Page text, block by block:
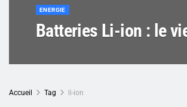
ENERGIE
Batteries Li-ion : le
Accueil Tag li-ion